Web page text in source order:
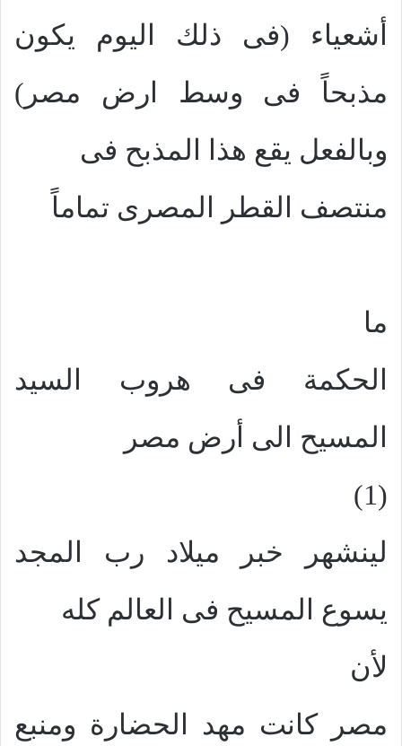
أشعياء (فى ذلك اليوم يكون
مذبحاً فى وسط ارض مصر)
وبالفعل يقع هذا المذبح فى
منتصف القطر المصرى تماماً
ما
الحكمة فى هروب السيد
المسيح الى أرض مصر
(1)
لينشهر خبر ميلاد رب المجد
يسوع المسيح فى العالم كله
لأن
مصر كانت مهد الحضارة ومنبع